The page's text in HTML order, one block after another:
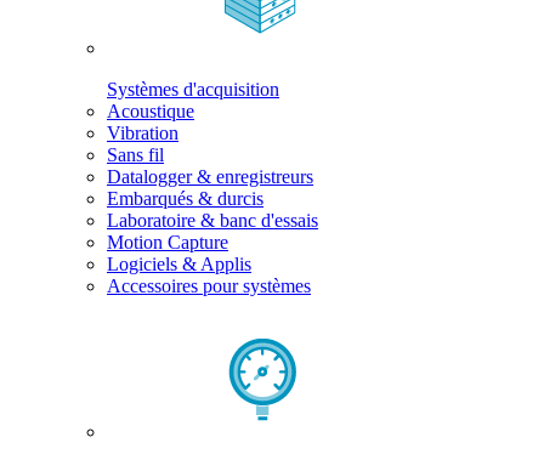
Systèmes d'acquisition
Acoustique
Vibration
Sans fil
Datalogger & enregistreurs
Embarqués & durcis
Laboratoire & banc d'essais
Motion Capture
Logiciels & Applis
Accessoires pour systèmes